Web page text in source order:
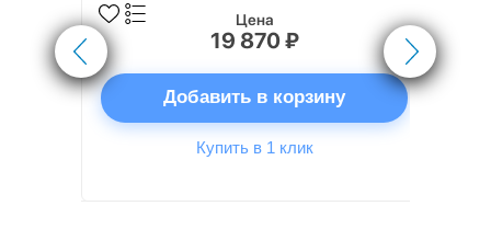
Цена
19 870 ₽
Добавить в корзину
Купить в 1 клик